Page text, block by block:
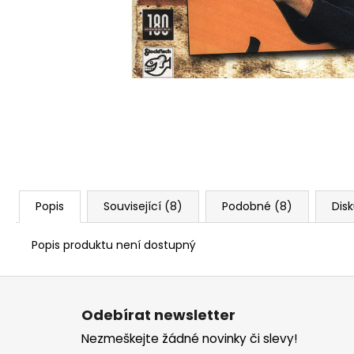
Popis Související (8) Podobné (8)
Popis produktu není dostupný
Z
Odebírat newsletter
Nezmeškejte žádné novinky či slevy!